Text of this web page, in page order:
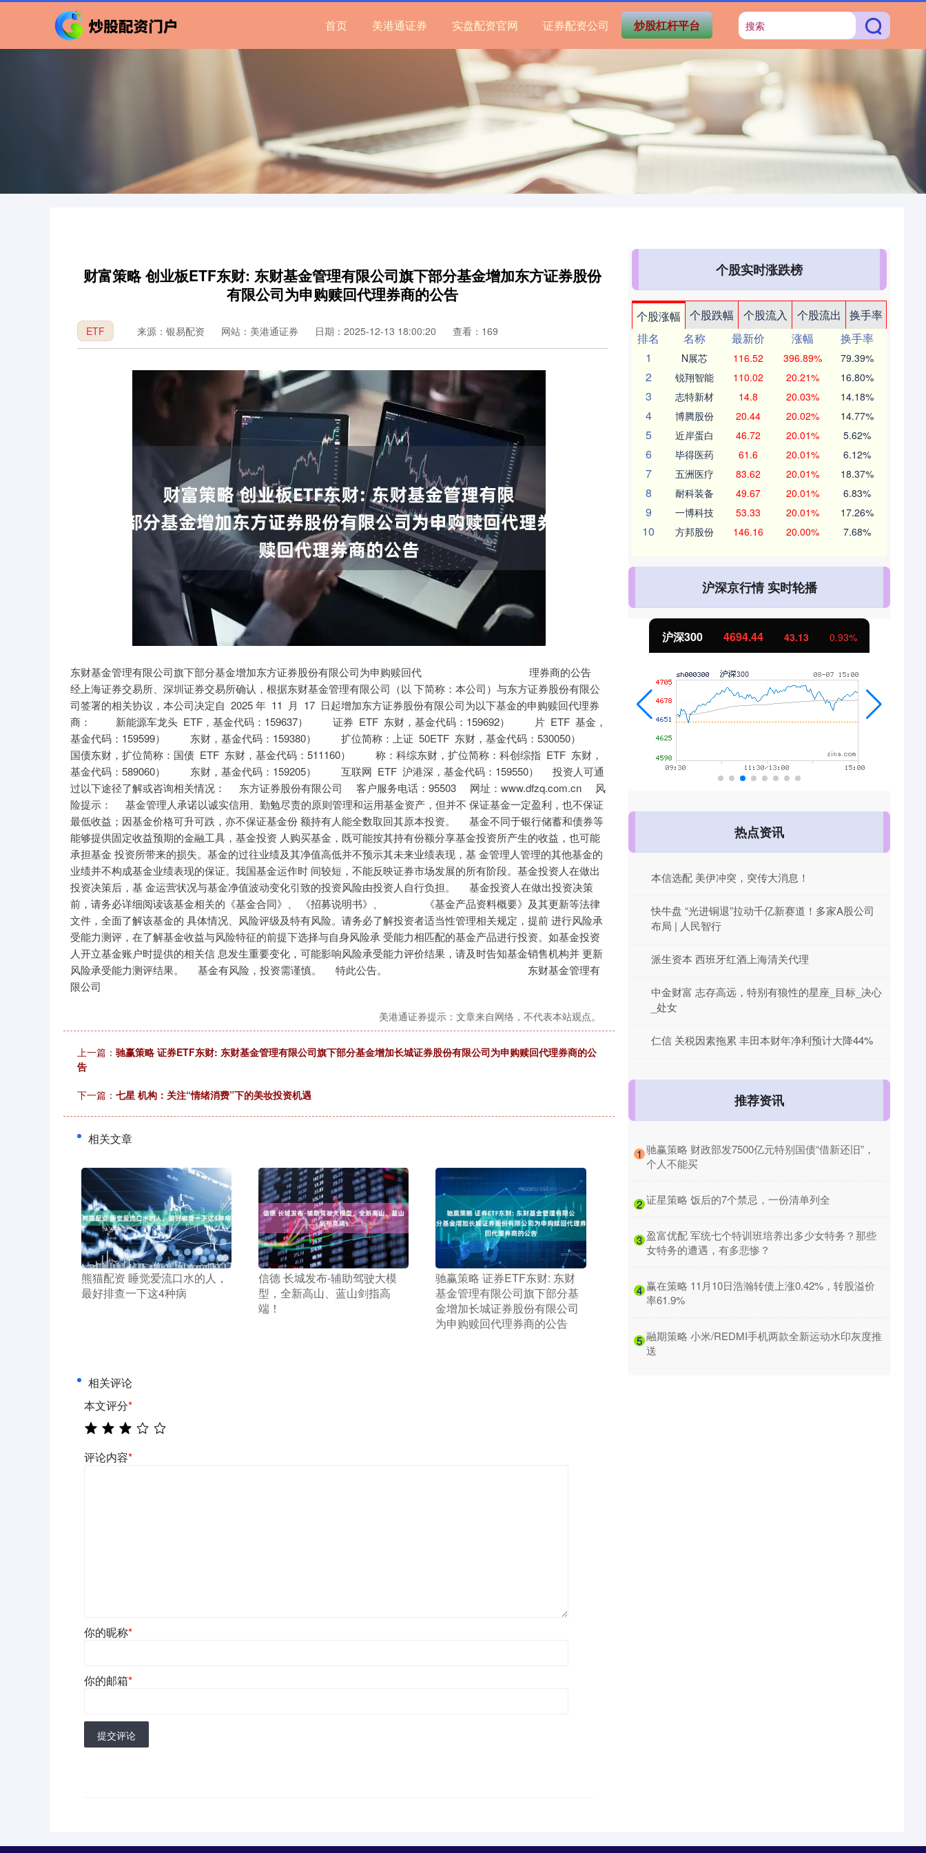
首页 美港通证券 实盘配资官网 证券配资公司 炒股杠杆平台
财富策略 创业板ETF东财: 东财基金管理有限公司旗下部分基金增加东方证券股份
有限公司为申购赎回代理券商的公告
ETF 来源：银易配资 网站：美港通证券 日期：2025-12-13 18:00:20 查看：169
东财基金管理有限公司旗下部分基金增加东方证券股份有限公司为申购赎回代 理券商的公告
经上海证券交易所、深圳证券交易所确认，根据东财基金管理有限公司（以 下简称：本公司）与东方证券股份有限公
司签署的相关协议，本公司决定自 2025 年 11 月 17 日起增加东方证券股份有限公司为以下基金的申购赎回代理券
商： 新能源车龙头 ETF，基金代码：159637） 证券 ETF 东财，基金代码：159692） 片 ETF 基金，
基金代码：159599） 东财，基金代码：159380） 扩位简称：上证 50ETF 东财，基金代码：530050）
国债东财，扩位简称：国债 ETF 东财，基金代码：511160） 称：科综东财，扩位简称：科创综指 ETF 东财，
基金代码：589060） 东财，基金代码：159205） 互联网 ETF 沪港深，基金代码：159550） 投资人可通
过以下途径了解或咨询相关情况： 东方证券股份有限公司 客户服务电话：95503 网址：www.dfzq.com.cn 风
险提示： 基金管理人承诺以诚实信用、勤勉尽责的原则管理和运用基金资产，但并不 保证基金一定盈利，也不保证
最低收益；因基金价格可升可跌，亦不保证基金份 额持有人能全数取回其原本投资。 基金不同于银行储蓄和债券等
能够提供固定收益预期的金融工具，基金投资 人购买基金，既可能按其持有份额分享基金投资所产生的收益，也可能
承担基金 投资所带来的损失。基金的过往业绩及其净值高低并不预示其未来业绩表现，基 金管理人管理的其他基金的
业绩并不构成基金业绩表现的保证。我国基金运作时 间较短，不能反映证券市场发展的所有阶段。基金投资人在做出
投资决策后，基 金运营状况与基金净值波动变化引致的投资风险由投资人自行负担。 基金投资人在做出投资决策
前，请务必详细阅读该基金相关的《基金合同》、 《招募说明书》、 《基金产品资料概要》及其更新等法律
文件，全面了解该基金的 具体情况、风险评级及特有风险。请务必了解投资者适当性管理相关规定，提前 进行风险承
受能力测评，在了解基金收益与风险特征的前提下选择与自身风险承 受能力相匹配的基金产品进行投资。如基金投资
人开立基金账户时提供的相关信 息发生重要变化，可能影响风险承受能力评价结果，请及时告知基金销售机构并 更新
风险承受能力测评结果。 基金有风险，投资需谨慎。 特此公告。 东财基金管理有
限公司
美港通证券提示：文章来自网络，不代表本站观点。
上一篇： 驰赢策略 证券ETF东财: 东财基金管理有限公司旗下部分基金增加长城证券股份有限公司为申购赎回代理券商的公
告
下一篇： 七星 机构：关注“情绪消费”下的美妆投资机遇
相关文章
​熊猫配资 睡觉爱流口水的人，
最好排查一下这4种病
​信德 长城发布-辅助驾驶大模
型，全新高山、蓝山剑指高
端！
​驰赢策略 证券ETF东财: 东财
基金管理有限公司旗下部分基
金增加长城证券股份有限公司
为申购赎回代理券商的公告
相关评论
本文评分*
评论内容*
你的昵称*
你的邮箱*
提交评论
个股实时涨跌榜
个股涨幅 个股跌幅 个股流入 个股流出
换手率
排名
名称 最新价 涨幅
换手率
1
N展芯 116.52 396.89% 79.39%
2 锐翔智能 110.02 20.21% 16.80%
3 志特新材 14.8 20.03% 14.18%
4 博腾股份 20.44 20.02% 14.77%
5 近岸蛋白 46.72 20.01% 5.62%
6 毕得医药 61.6 20.01% 6.12%
7 五洲医疗 83.62 20.01% 18.37%
8 耐科装备 49.67 20.01% 6.83%
9 一博科技 53.33 20.01% 17.26%
10 方邦股份 146.16 20.00% 7.68%
沪深京行情 实时轮播
深证成指 14311.01 200.89 4694.44 北证50 1134.24 11.37 1.01%
热点资讯
本信选配 美伊冲突，突传大消息！
快牛盘 “光进铜退”拉动千亿新赛道！多家A股公司
布局 | 人民智行
派生资本 西班牙红酒上海清关代理
中金财富 志存高远，特别有狼性的星座_目标_决心
_处女
仁信 关税因素拖累 丰田本财年净利预计大降44%
推荐资讯
1 ​驰赢策略 财政部发7500亿元特别国债“借新还旧”，
个人不能买
2 ​证星策略 饭后的7个禁忌，一份清单列全
3 ​盈富优配 军统七个特训班培养出多少女特务？那些
女特务的遭遇，有多悲惨？
4 ​赢在策略 11月10日浩瀚转债上涨0.42%，转股溢价
率61.9%
5 ​融期策略 小米/REDMI手机两款全新运动水印灰度推
送